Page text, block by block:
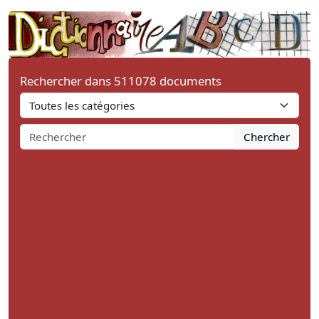
Rechercher dans 511078 documents
Chercher